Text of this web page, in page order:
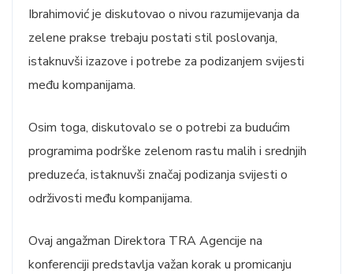
Ibrahimović je diskutovao o nivou razumijevanja da
zelene prakse trebaju postati stil poslovanja,
istaknuvši izazove i potrebe za podizanjem svijesti
među kompanijama.
Osim toga, diskutovalo se o potrebi za budućim
programima podrške zelenom rastu malih i srednjih
preduzeća, istaknuvši značaj podizanja svijesti o
održivosti među kompanijama.
Ovaj angažman Direktora TRA Agencije na
konferenciji predstavlja važan korak u promicanju